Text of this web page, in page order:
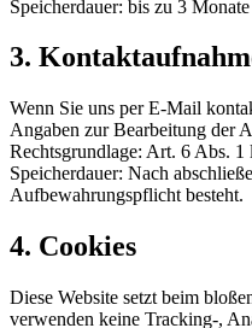
Speicherdauer: bis zu 3 Monate
3.
Wenn Sie uns per E-Mail
Angaben zur Bearbeitung der
Rechtsgrundlage: Art. 6 Abs.
Speicherdauer: Nach
Aufbewahrungspflicht besteht.
4. Cookies
Diese Website setzt beim
verwenden keine Tracking-,